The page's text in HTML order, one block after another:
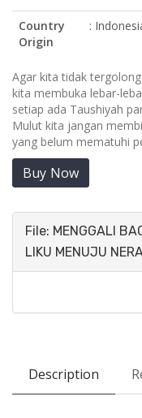
Country
Origin
:
Agar kita tidak
kita membuka lebar-
setiap ada Taushiyah
Mulut kita jangan
yang belum mematuhi
Buy Now
File: MENGGALI
LIKU MENUJU
Description